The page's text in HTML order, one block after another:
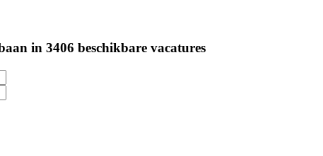
in 3406 beschikbare vacatures